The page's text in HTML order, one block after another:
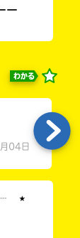
ー
わかる
04日
⋆